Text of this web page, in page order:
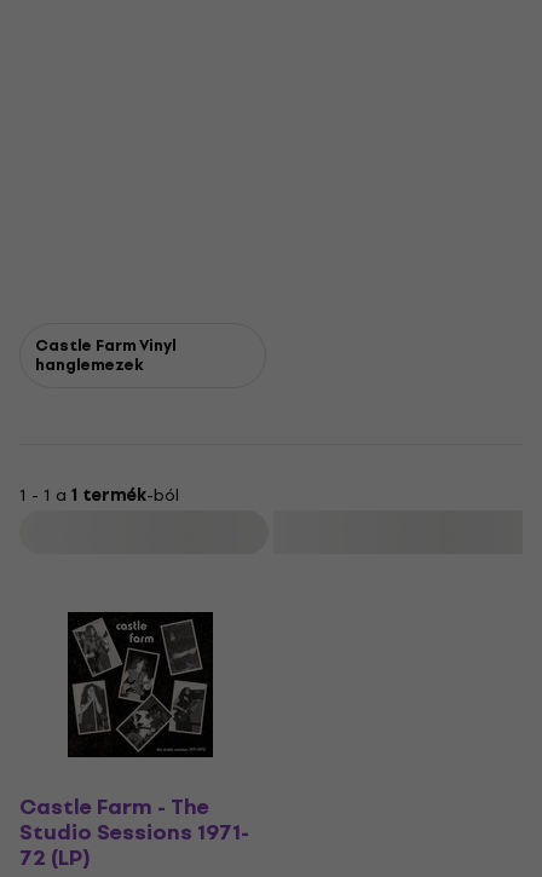
Castle Farm Vinyl
hanglemezek
1 - 1 a 1 termék-ból
Castle Farm - The
Studio Sessions 1971-
72 (LP)